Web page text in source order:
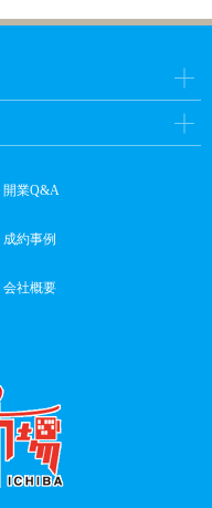
開業Q&A
成約事例
会社概要